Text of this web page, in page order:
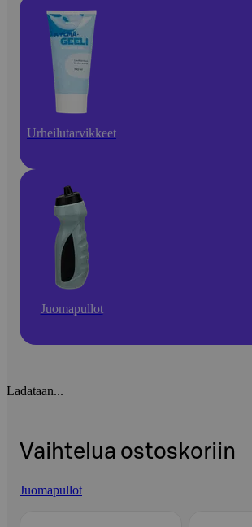
Urheilutarvikkeet
Juomapullot
Ladataan...
Vaihtelua ostoskoriin
Juomapullot